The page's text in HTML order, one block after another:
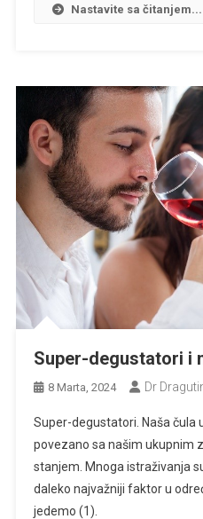
Nastavite sa čitanjem...
Super-degustatori i
8 Marta, 2024 Dr
Super-degustatori. Naša čula
povezano sa našim ukupnim
stanjem. Mnoga istraživanja
daleko najvažniji faktor u
jedemo (1).